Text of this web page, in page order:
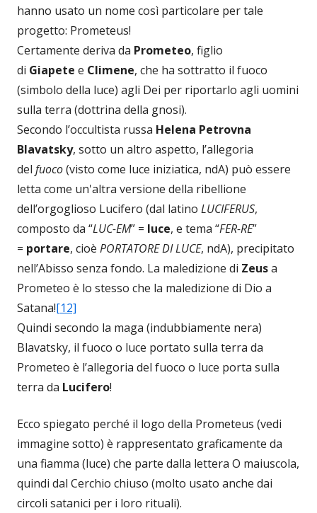
hanno usato un nome così particolare per tale
progetto: Prometeus!
Certamente deriva da Prometeo, figlio
di Giapete e Climene, che ha sottratto il fuoco
(simbolo della luce) agli Dei per riportarlo agli uomini
sulla terra (dottrina della gnosi).
Secondo l’occultista russa Helena Petrovna
Blavatsky, sotto un altro aspetto, l’allegoria
del fuoco(visto come luce iniziatica, ndA) può essere
letta come un'altra versione della ribellione
dell’orgoglioso Lucifero (dal latino LUCIFERUS,
composto da “LUC-EM” = luce, e tema “FER-RE”
= portare, cioè PORTATORE DI LUCE, ndA), precipitato
nell’Abisso senza fondo. La maledizione di Zeusa
Prometeo è lo stesso che la maledizione di Dio a
Satana![12]
Quindi secondo la maga (indubbiamente nera)
Blavatsky, il fuoco o luce portato sulla terra da
Prometeo è l’allegoria del fuoco o luce porta sulla
terra da Lucifero!
Ecco spiegato perché il logo della Prometeus (vedi
immagine sotto) è rappresentato graficamente da
una fiamma (luce) che parte dalla lettera O maiuscola,
quindi dal Cerchio chiuso (molto usato anche dai
circoli satanici per i loro rituali).